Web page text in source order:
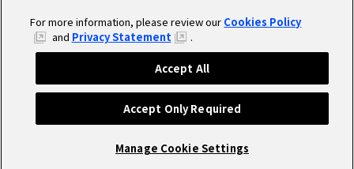
For more information, please review our Cookies Policy
and Privacy Statement .
Manage Cookie Settings
Accept Only Required
Accept All